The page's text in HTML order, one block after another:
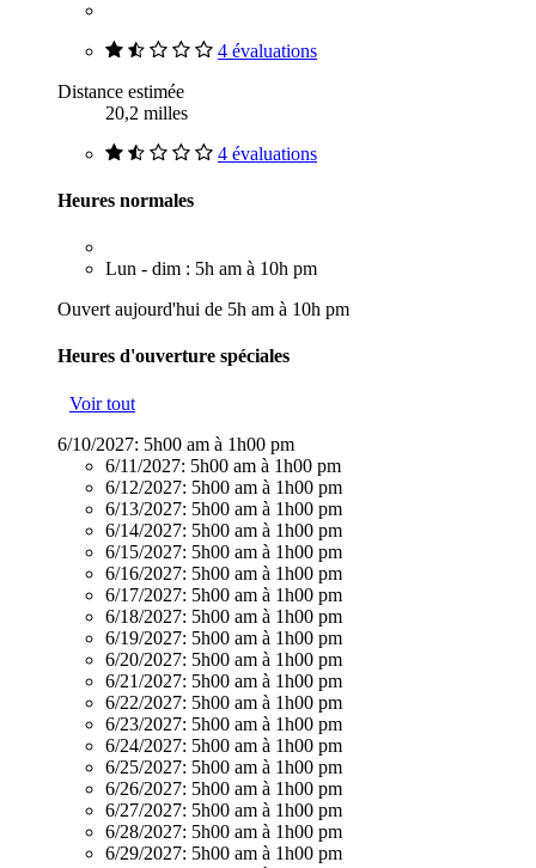
4 évaluations
Distance estimée
20,2 milles
4 évaluations
Heures normales
Lun - dim : 5h am à 10h pm
Ouvert aujourd'hui de 5h am à 10h pm
Heures d'ouverture spéciales
Voir tout
6/10/2027: 5h00 am à 1h00 pm
6/11/2027: 5h00 am à 1h00 pm
6/12/2027: 5h00 am à 1h00 pm
6/13/2027: 5h00 am à 1h00 pm
6/14/2027: 5h00 am à 1h00 pm
6/15/2027: 5h00 am à 1h00 pm
6/16/2027: 5h00 am à 1h00 pm
6/17/2027: 5h00 am à 1h00 pm
6/18/2027: 5h00 am à 1h00 pm
6/19/2027: 5h00 am à 1h00 pm
6/20/2027: 5h00 am à 1h00 pm
6/21/2027: 5h00 am à 1h00 pm
6/22/2027: 5h00 am à 1h00 pm
6/23/2027: 5h00 am à 1h00 pm
6/24/2027: 5h00 am à 1h00 pm
6/25/2027: 5h00 am à 1h00 pm
6/26/2027: 5h00 am à 1h00 pm
6/27/2027: 5h00 am à 1h00 pm
6/28/2027: 5h00 am à 1h00 pm
6/29/2027: 5h00 am à 1h00 pm